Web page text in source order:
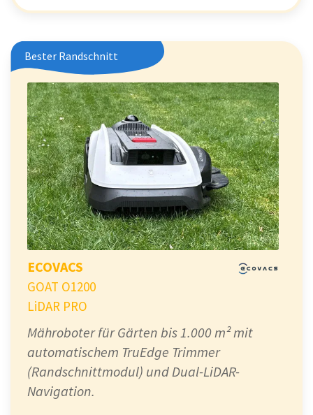
Bester Randschnitt
ECOVACS
GOAT O1200
LiDAR PRO
Mähroboter für Gärten bis 1.000 m² mit
automatischem TruEdge Trimmer
(Randschnittmodul) und Dual-LiDAR-
Navigation.